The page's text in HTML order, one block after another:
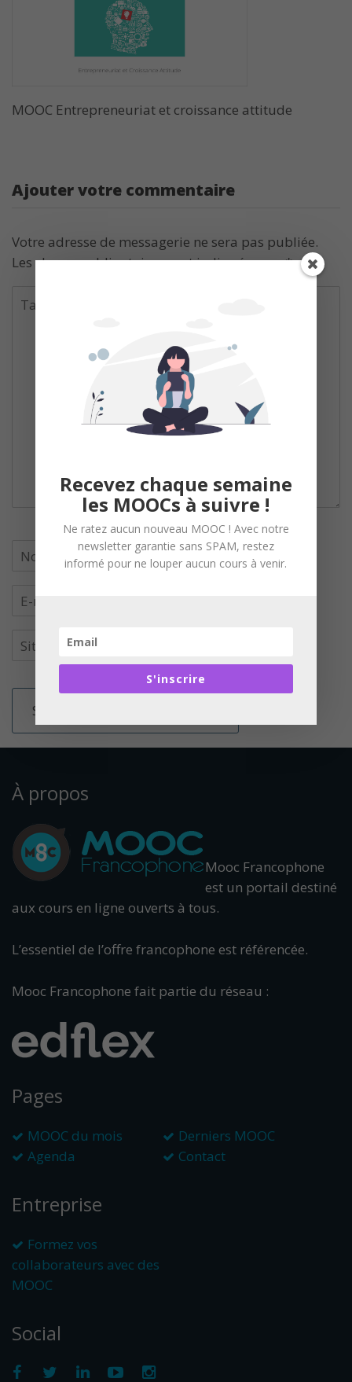
MOOC Entrepreneuriat et croissance attitude
Ajouter votre commentaire
Votre adresse de messagerie ne sera pas publiée.
Les champs obligatoires sont indiqués avec*
À propos
Mooc Francophone
est un portail destiné
aux cours en ligne ouverts à tous.
L’essentiel de l’offre francophone est référencée.
Mooc Francophone fait partie du réseau :
Pages
MOOC du mois
Derniers MOOC
Agenda
Contact
Entreprise
Formez vos
collaborateurs avec des
MOOC
Social
Recevez chaque semaine
les MOOCs à suivre !
Ne ratez aucun nouveau MOOC ! Avec notre
newsletter garantie sans SPAM, restez
informé pour ne louper aucun cours à venir.
S'inscrire